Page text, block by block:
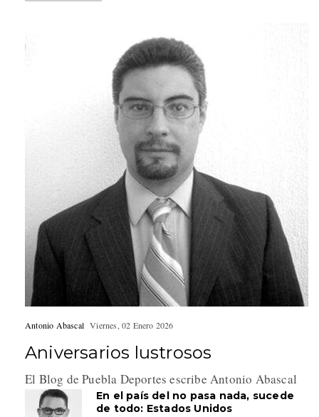
Antonio Abascal Viernes, 02 Enero 2026
Aniversarios lustrosos
El Blog de Puebla Deportes escribe Antonio Abascal
En el país del no pasa nada, sucede
de todo: Estados Unidos